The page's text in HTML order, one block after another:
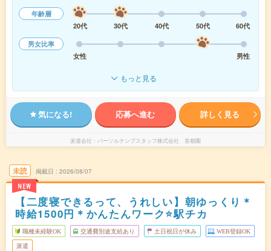
年齢層
20代
30代 40代 50代
60代
男女比率
女性
男性
もっと見る
気になる! 応募へ進む 詳しく見る
派遣会社 パーソルテンプスタッフ株式会社 首都圏
未読
NEW
掲載日 2026/08/07
【二度寝できるって、うれしい】朝ゆっくり＊
時給1500円＊かんたんワーク⭐駅チカ
職種未経験OK 交通費別途支給あり 土日祝日が休み WEB登録OK
派遣